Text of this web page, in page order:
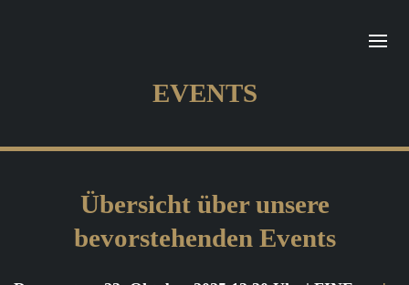
EVENTS
Übersicht über unsere
bevorstehenden Events